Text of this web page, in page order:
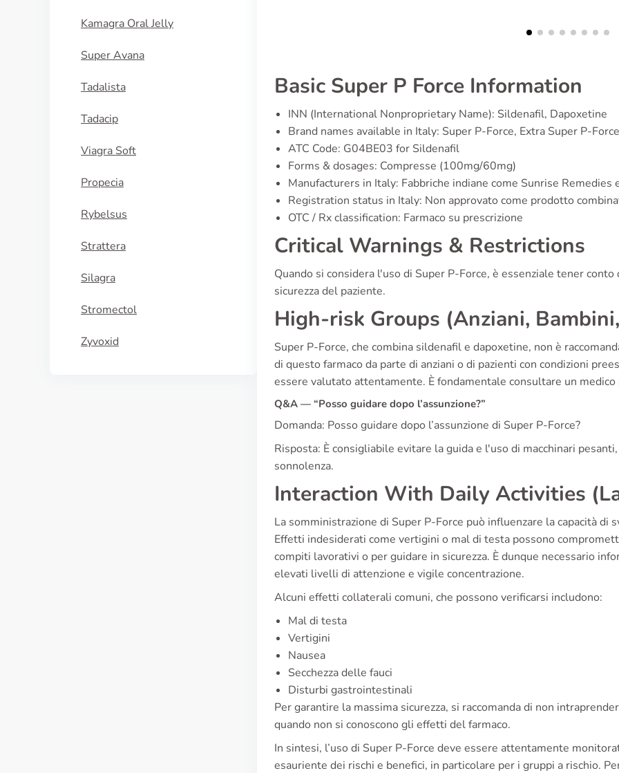
Kamagra Oral Jelly
Super Avana
Tadalista
Tadacip
Viagra Soft
Propecia
Rybelsus
Strattera
Silagra
Stromectol
Zyvoxid
Basic Super P Force Information
INN (International Nonproprietary Name): Sildenafil, Dapoxetine
Brand names available in Italy: Super P-Force, Extra Super P-Force
ATC Code: G04BE03 for Sildenafil
Forms & dosages: Compresse (100mg/60mg)
Manufacturers in Italy: Fabbriche indiane come Sunrise Remedies
Registration status in Italy: Non approvato come prodotto
OTC / Rx classification: Farmaco su prescrizione
Critical Warnings & Restrictions
Quando si considera l'uso di Super P-Force, è essenziale tener
sicurezza del paziente.
High-risk Groups (Anziani,
Super P-Force, che combina sildenafil e dapoxetine, non è
di questo farmaco da parte di anziani o di pazienti con condizioni
essere valutato attentamente. È fondamentale consultare un
Q&A — “Posso guidare dopo l’assunzione?”
Domanda: Posso guidare dopo l’assunzione di Super P-Force?
Risposta: È consigliabile evitare la guida e l'uso di macchinari
sonnolenza.
Interaction With Daily Activities
La somministrazione di Super P-Force può influenzare la capacità
Effetti indesiderati come vertigini o mal di testa possono
compiti lavorativi o per guidare in sicurezza. È dunque necessario
elevati livelli di attenzione e vigile concentrazione.
Alcuni effetti collaterali comuni, che possono verificarsi includono:
Mal di testa
Vertigini
Nausea
Secchezza delle fauci
Disturbi gastrointestinali
Per garantire la massima sicurezza, si raccomanda di non
quando non si conoscono gli effetti del farmaco.
In sintesi, l’uso di Super P-Force deve essere attentamente
esauriente dei rischi e benefici, in particolare per i gruppi a rischio.